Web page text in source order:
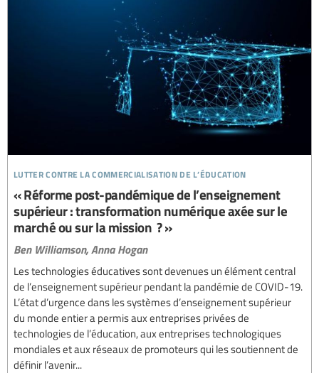
lutter contre la commercialisation de l’éducation
« Réforme post-pandémique de l’enseignement
supérieur : transformation numérique axée sur le
marché ou sur la mission ? »
Ben Williamson,Anna Hogan
Les technologies éducatives sont devenues un élément central
de l’enseignement supérieur pendant la pandémie de COVID-19.
L’état d’urgence dans les systèmes d’enseignement supérieur
du monde entier a permis aux entreprises privées de
technologies de l’éducation, aux entreprises technologiques
mondiales et aux réseaux de promoteurs qui les soutiennent de
définir l’avenir...